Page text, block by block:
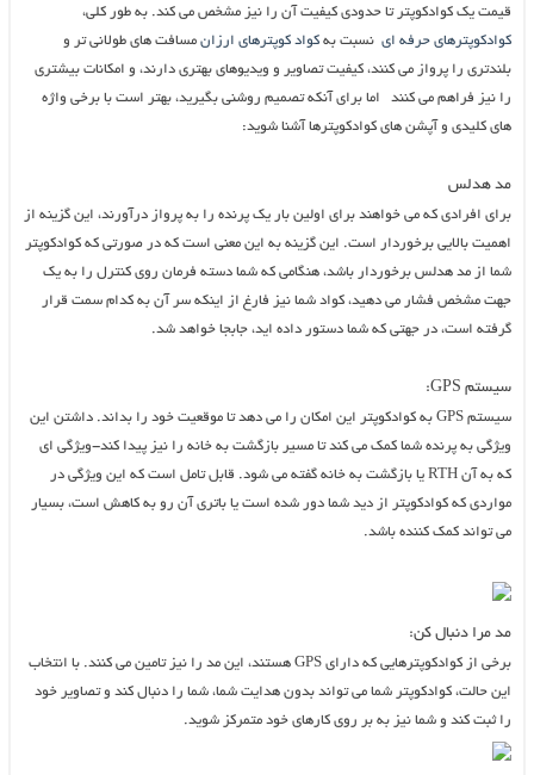
قیمت یک کوادکوپتر تا حدودی کیفیت آن را نیز مشخص می کند. به طور کلی،
کوادکوپترهای حرفه اینسبت بهکواد کوپترهای ارزانمسافت های طولانی تر و
بلندتری را پرواز می کنند، کیفیت تصاویر و ویدیوهای بهتری دارند، و امکانات بیشتری
را نیز فراهم می کنند اما برای آنکه تصمیم روشنی بگیرید، بهتر است با برخی واژه
های کلیدی و آپشن های کوادکوپترها آشنا شوید:
مد هدلس
برای افرادی که می خواهند برای اولین بار یک پرنده را به پرواز درآورند، این گزینه از
اهمیت بالایی برخوردار است. این گزینه به این معنی است که در صورتی که کوادکوپتر
شما از مد هدلس برخوردار باشد، هنگامی که شما دسته فرمان روی کنترل را به یک
جهت مشخص فشار می دهید، کواد شما نیز فارغ از اینکه سر آن به کدام سمت قرار
گرفته است، در جهتی که شما دستور داده اید، جابجا خواهد شد.
سیستم GPS:
سیستم GPS به کوادکوپتر این امکان را می دهد تا موقعیت خود را بداند. داشتن این
ویژگی به پرنده شما کمک می کند تا مسیر بازگشت به خانه را نیز پیدا کند-ویژگی ای
که به آن RTH یا بازگشت به خانه گفته می شود. قابل تامل است که این ویژگی در
مواردی که کوادکوپتر از دید شما دور شده است یا باتری آن رو به کاهش است، بسیار
می تواند کمک کننده باشد.
مد مرا دنبال کن:
برخی از کوادکوپترهایی که دارای GPS هستند، این مد را نیز تامین می کنند. با انتخاب
این حالت، کوادکوپتر شما می تواند بدون هدایت شما، شما را دنبال کند و تصاویر خود
را ثبت کند و شما نیز به بر روی کارهای خود متمرکز شوید.